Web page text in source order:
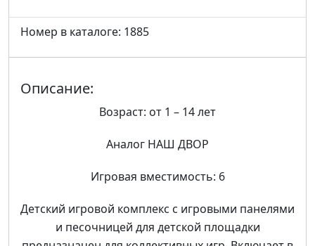
Номер в каталоге: 1885
Описание:
Возраст: от 1 – 14 лет
Аналог НАШ ДВОР
Игровая вместимость: 6
Детский игровой комплекс с игровыми панелями
и песочницей для детской площадки